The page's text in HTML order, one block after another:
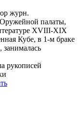
журн.
палаты,
XVIII-XIX
Кубе, в 1-м браке
занималась
рукописей